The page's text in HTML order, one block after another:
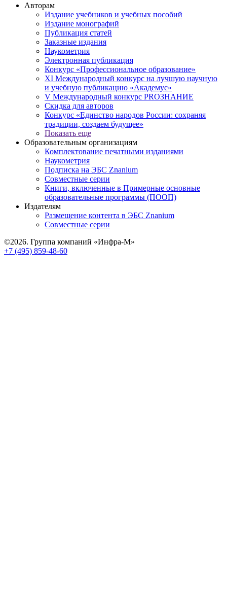
Авторам
Издание учебников и учебных пособий
Издание монографий
Публикация статей
Заказные издания
Наукометрия
Электронная публикация
Конкурс «Профессиональное образование»
XI Международный конкурс на лучшую научную
и учебную публикацию «Академус»
V Международный конкурс PROЗНАНИЕ
Скидка для авторов
Конкурс «Единство народов России: сохраняя
традиции, создаем будущее»
Показать еще
Образовательным организациям
Комплектование печатными изданиями
Наукометрия
Подписка на ЭБС Znanium
Совместные серии
Книги, включенные в Примерные основные
образовательные программы (ПООП)
Издателям
Размещение контента в ЭБС Znanium
Совместные серии
©2026. Группа компаний «Инфра-М»
+7 (495) 859-48-60